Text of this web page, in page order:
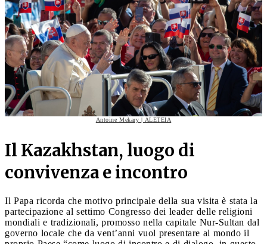
Antoine Mekary | ALETEIA
Il Kazakhstan, luogo di
convivenza e incontro
Il Papa ricorda che motivo principale della sua visita è stata la
partecipazione al settimo Congresso dei leader delle religioni
mondiali e tradizionali, promosso nella capitale Nur-Sultan dal
governo locale che da vent’anni vuol presentare al mondo il